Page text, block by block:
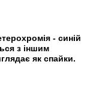
- синій
з іншим
як спайки.